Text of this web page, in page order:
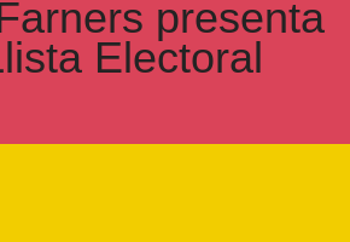
presenta
Electoral